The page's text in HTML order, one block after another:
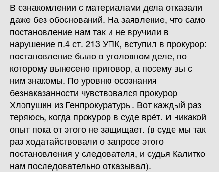
В ознакомлении с материалами дела отказали
даже без обоснований. На заявление, что само
постановление нам так и не вручили в
нарушение п.4 ст. 213 УПК, вступил в прокурор:
постановление было в уголовном деле, по
которому вынесено приговор, а посему вы с
ним знакомы. По уровню осознания
безнаказанности чувствовался прокурор
Хлопушин из Генпрокуратуры. Вот каждый раз
теряюсь, когда прокурор в суде врёт. И никакой
опыт пока от этого не защищает. (в суде мы так
раз ходатайствовали о запросе этого
постановления у следователя, и судья Калитко
нам последовательно отказывал).